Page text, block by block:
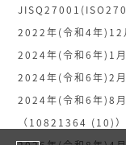
2022年(令和4年)12
2024年(令和6年)1
2024年(令和6年)2
2024年(令和6年)8
（10821364 (10)）